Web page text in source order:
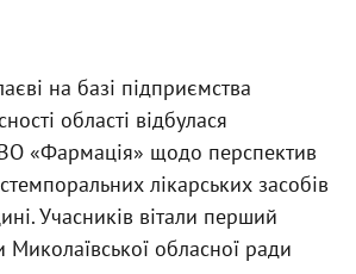
на базі підприємства
області відбулася
«Фармація» щодо перспектив
лікарських засобів
Учасників вітали перший
Миколаївської обласної ради